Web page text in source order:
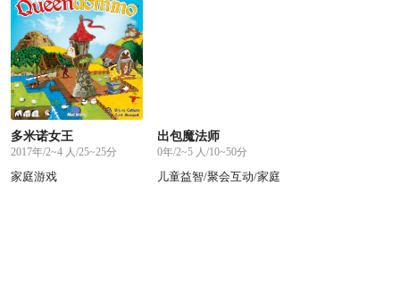
多米诺女王
2017年/2~4 人/25~25分
家庭游戏
出包魔法师
0年/2~5 人/10~50分
儿童益智/聚会互动/家庭